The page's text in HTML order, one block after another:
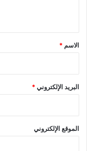
*
الاسم *
البريد الإلكتروني*
الموقع الإلكتروني